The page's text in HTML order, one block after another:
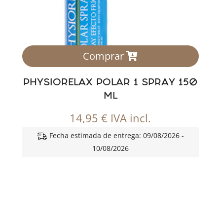
Comprar
PHYSIORELAX POLAR 1 SPRAY 150
ML
14,95€ IVA incl.
Fecha estimada de entrega: 09/08/2026 -
10/08/2026